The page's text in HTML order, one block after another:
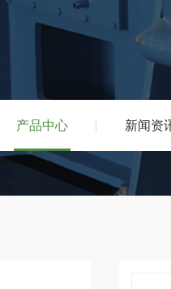
产品中心 新闻资